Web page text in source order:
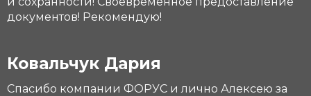
документов! Рекомендую!
Ковальчук Дария
Спасибо компании ФОРУС и лично Алексею за